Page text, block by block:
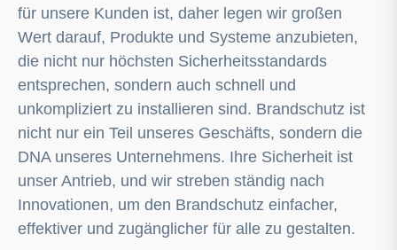
für unsere Kunden ist, daher legen wir großen
Wert darauf, Produkte und Systeme anzubieten,
die nicht nur höchsten Sicherheitsstandards
entsprechen, sondern auch schnell und
unkompliziert zu installieren sind. Brandschutz ist
nicht nur ein Teil unseres Geschäfts, sondern die
DNA unseres Unternehmens. Ihre Sicherheit ist
unser Antrieb, und wir streben ständig nach
Innovationen, um den Brandschutz einfacher,
effektiver und zugänglicher für alle zu gestalten.